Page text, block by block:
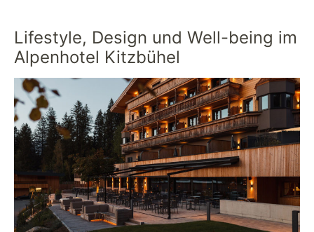
Lifestyle, Design und Well-being im
Alpenhotel Kitzbühel